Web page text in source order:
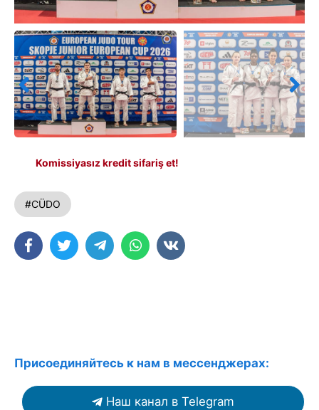
Komissiyasız kredit sifariş et!
#CÜDO
Присоединяйтесь к нам в мессенджерах:
Наш канал в Telegram